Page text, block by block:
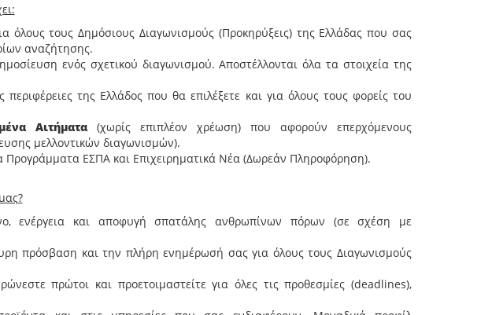
όλους τους Δημόσιους Διαγωνισμούς (Προκηρύξεις) της Ελλάδας που σας
αναζήτησης.
ενός σχετικού διαγωνισμού. Αποστέλλονται όλα τα στοιχεία της
περιφέρειες της Ελλάδος που θα επιλέξετε και για όλους τους φορείς του
Αιτήματα(χωρίς επιπλέον χρέωση) που αφορούν επερχόμενους
μελλοντικών διαγωνισμών).
Προγράμματα ΕΣΠΑ και Επιχειρηματικά Νέα (Δωρεάν Πληροφόρηση).
ενέργεια και αποφυγή σπατάλης ανθρωπίνων πόρων (σε σχέση με
πρόσβαση και την πλήρη ενημέρωσή σας για όλους τους Διαγωνισμούς
πρώτοι και προετοιμαστείτε για όλες τις προθεσμίες (deadlines),